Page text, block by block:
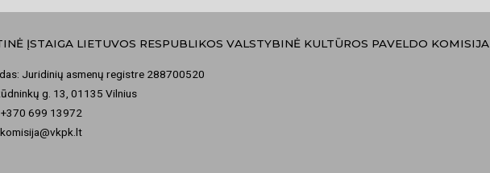
ĮSTAIGA LIETUVOS RESPUBLIKOS VALSTYBINĖ KULTŪROS PAVELDO KOMISIJA
Juridinių asmenų registre 288700520
g. 13, 01135 Vilnius
699 13972